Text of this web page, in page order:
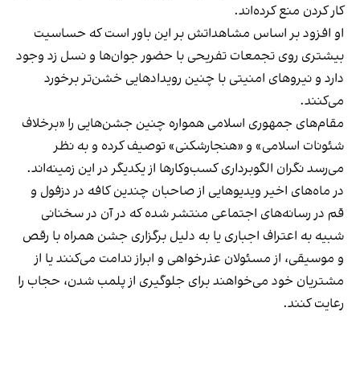
کار کردن منع کرده‌اند.
او افزود بر اساس مشاهداتش بر این باور است که حساسیت
بیشتری روی تجمعات تفریحی با حضور جوان‌ها و نسل زد وجود
دارد و نیروهای امنیتی با چنین رویدادهایی خشن‌تر برخورد
می‌کنند.
مقام‌های جمهوری اسلامی همواره چنین جشن‌هایی را «برخلاف
شئونات اسلامی» و «هنجارشکنی» توصیف کرده و به نظر
می‌رسد نگران الگوبرداری کسب‌وکارها از یکدیگر در این زمینه‌اند.
در ماه‌های اخیر ویدیوهایی از صاحبان چندین کافه در دزفول و
قم در رسانه‌های اجتماعی منتشر شده که در آن در سخنانی
شبیه به اعتراف اجباری یا به دلیل برگزاری جشن همراه با رقص
و موسیقی، از مسئولان عذرخواهی و ابراز ندامت می‌کنند یا از
مشتریان خود می‌خواهند برای جلوگیری از پلمب شدن، حجاب را
رعایت کنند.